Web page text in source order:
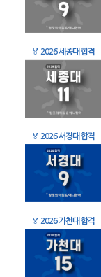
🏅 2026 세종대 합격
🏅 2026 서경대 합격
🏅 2026 가천대 합격